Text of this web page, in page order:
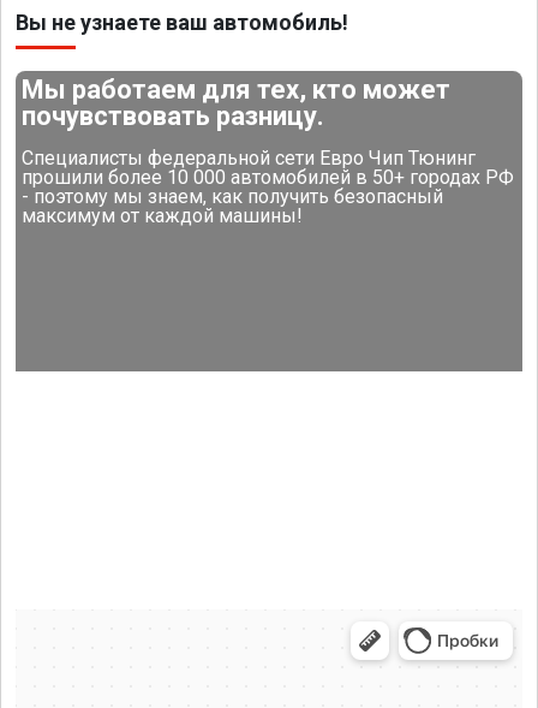
Вы не узнаете ваш автомобиль!
Мы работаем для тех, кто может
почувствовать разницу.
Специалисты федеральной сети Евро Чип Тюнинг
прошили более 10 000 автомобилей в 50+ городах РФ
- поэтому мы знаем, как получить безопасный
максимум от каждой машины!